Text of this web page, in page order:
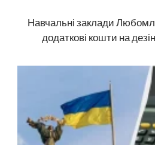
Навчальні заклади
додаткові кошти на